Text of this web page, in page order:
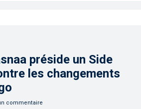
connectivité aérienne historique de Ry
préside un Side
les changements
commentaire